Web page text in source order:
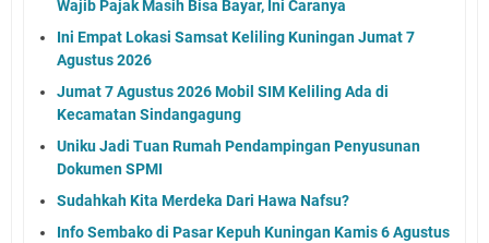
Wajib Pajak Masih Bisa Bayar, Ini Caranya
Ini Empat Lokasi Samsat Keliling Kuningan Jumat 7
Agustus 2026
Jumat 7 Agustus 2026 Mobil SIM Keliling Ada di
Kecamatan Sindangagung
Uniku Jadi Tuan Rumah Pendampingan Penyusunan
Dokumen SPMI
Sudahkah Kita Merdeka Dari Hawa Nafsu?
Info Sembako di Pasar Kepuh Kuningan Kamis 6 Agustus